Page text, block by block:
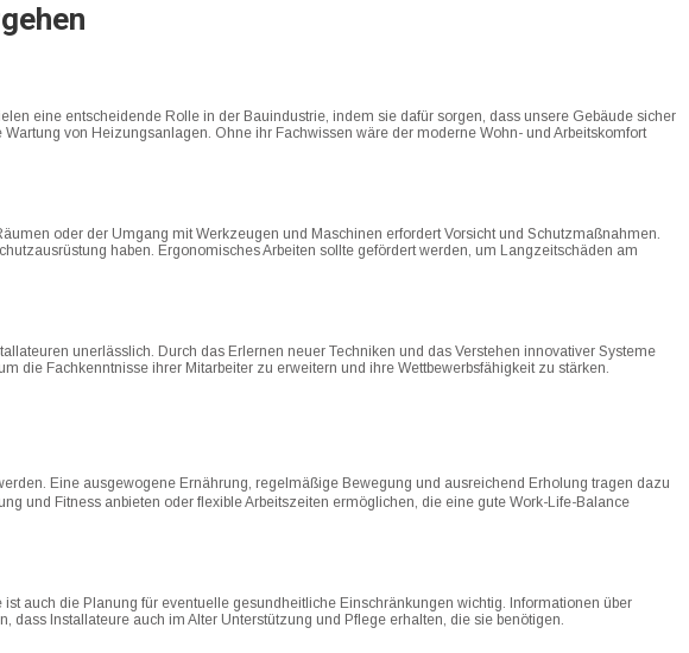
eine entscheidende Rolle in der Bauindustrie, indem sie dafür sorgen, dass unsere Gebäude sicher
von Heizungsanlagen. Ohne ihr Fachwissen wäre der moderne Wohn- und Arbeitskomfort
oder der Umgang mit Werkzeugen und Maschinen erfordert Vorsicht und Schutzmaßnahmen.
haben. Ergonomisches Arbeiten sollte gefördert werden, um Langzeitschäden am
unerlässlich. Durch das Erlernen neuer Techniken und das Verstehen innovativer Systeme
die Fachkenntnisse ihrer Mitarbeiter zu erweitern und ihre Wettbewerbsfähigkeit zu stärken.
Eine ausgewogene Ernährung, regelmäßige Bewegung und ausreichend Erholung tragen dazu
und Fitness anbieten oder flexible Arbeitszeiten ermöglichen, die eine gute Work-Life-Balance
auch die Planung für eventuelle gesundheitliche Einschränkungen wichtig. Informationen über
Installateure auch im Alter Unterstützung und Pflege erhalten, die sie benötigen.